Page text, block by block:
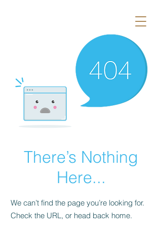
There’s Nothing
Here...
We can’t find the page you’re looking for.
Check the URL, or head back home.